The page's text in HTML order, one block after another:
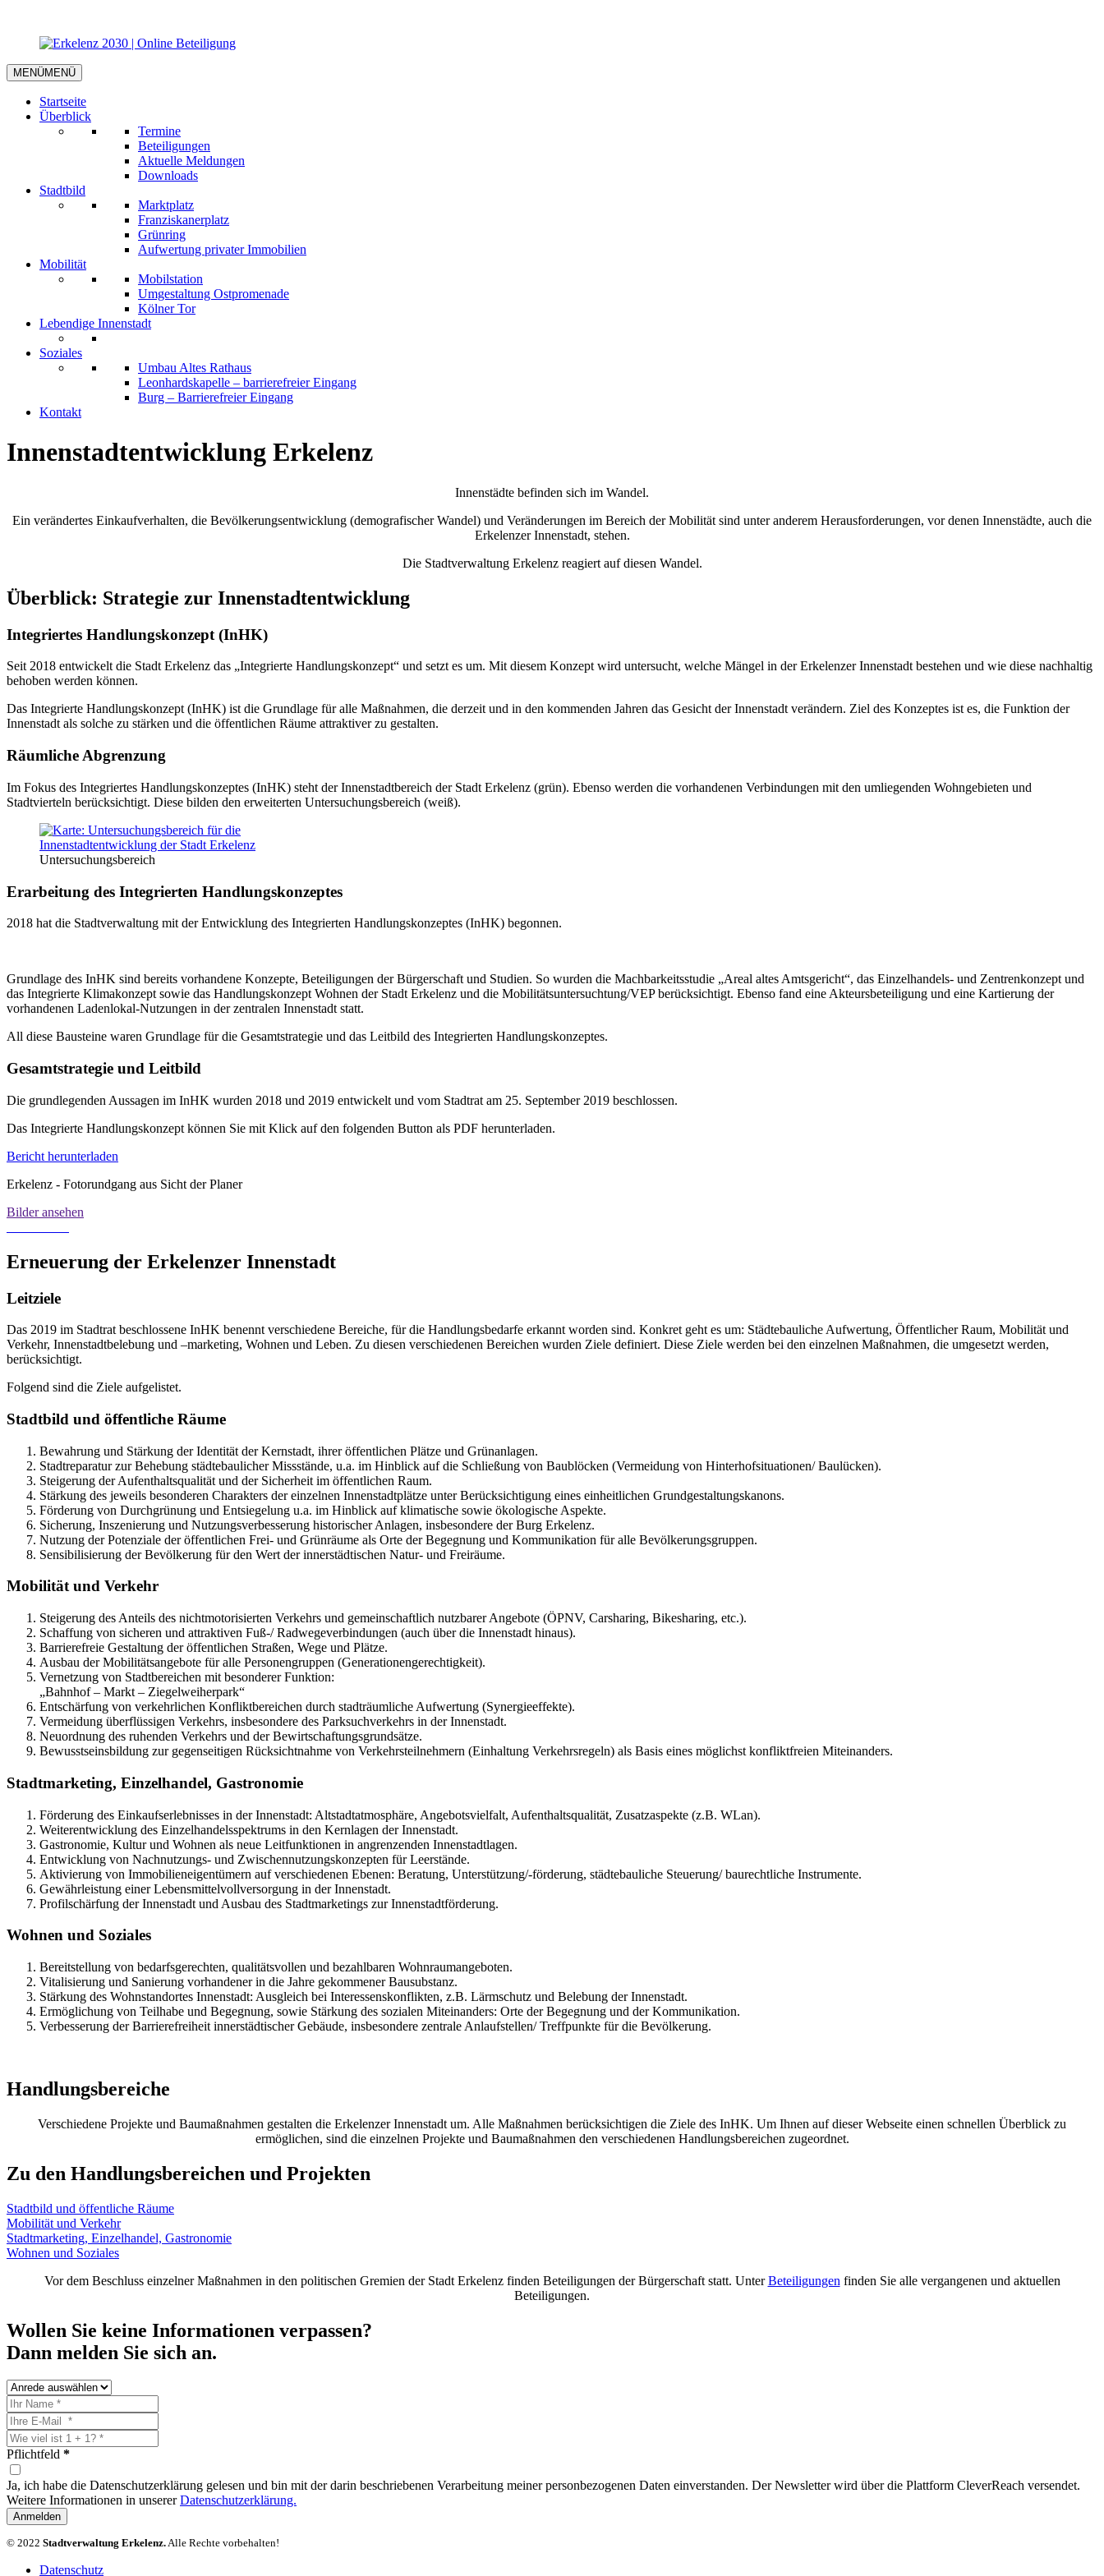
MENÜMENÜ
Startseite
Überblick
Termine
Beteiligungen
Aktuelle Meldungen
Downloads
Stadtbild
Marktplatz
Franziskanerplatz
Grünring
Aufwertung privater Immobilien
Mobilität
Mobilstation
Umgestaltung Ostpromenade
Kölner Tor
Lebendige Innenstadt
Soziales
Umbau Altes Rathaus
Leonhardskapelle – barrierefreier Eingang
Burg – Barrierefreier Eingang
Kontakt
Innenstadtentwicklung Erkelenz
Innenstädte befinden sich im Wandel.
Ein verändertes Einkaufverhalten, die Bevölkerungsentwicklung (demografischer Wandel) und Veränderungen im Bereich der Mobilität sind unter anderem Herausforderungen, vor denen Innenstädte, auch die
Erkelenzer Innenstadt, stehen.
Die Stadtverwaltung Erkelenz reagiert auf diesen Wandel.
Überblick: Strategie zur Innenstadtentwicklung
Integriertes Handlungskonzept (InHK)
Seit 2018 entwickelt die Stadt Erkelenz das „Integrierte Handlungskonzept“ und setzt es um. Mit diesem Konzept wird untersucht, welche Mängel in der Erkelenzer Innenstadt bestehen und wie diese nachhaltig
behoben werden können.
Das Integrierte Handlungskonzept (InHK) ist die Grundlage für alle Maßnahmen, die derzeit und in den kommenden Jahren das Gesicht der Innenstadt verändern. Ziel des Konzeptes ist es, die Funktion der
Innenstadt als solche zu stärken und die öffentlichen Räume attraktiver zu gestalten.
Räumliche Abgrenzung
Im Fokus des Integriertes Handlungskonzeptes (InHK) steht der Innenstadtbereich der Stadt Erkelenz (grün). Ebenso werden die vorhandenen Verbindungen mit den umliegenden Wohngebieten und
Stadtvierteln berücksichtigt. Diese bilden den erweiterten Untersuchungsbereich (weiß).
Untersuchungsbereich
Erarbeitung des Integrierten Handlungskonzeptes
2018 hat die Stadtverwaltung mit der Entwicklung des Integrierten Handlungskonzeptes (InHK) begonnen.
Grundlage des InHK sind bereits vorhandene Konzepte, Beteiligungen der Bürgerschaft und Studien. So wurden die Machbarkeitsstudie „Areal altes Amtsgericht“, das Einzelhandels- und Zentrenkonzept und
das Integrierte Klimakonzept sowie das Handlungskonzept Wohnen der Stadt Erkelenz und die Mobilitätsuntersuchtung/VEP berücksichtigt. Ebenso fand eine Akteursbeteiligung und eine Kartierung der
vorhandenen Ladenlokal-Nutzungen in der zentralen Innenstadt statt.
All diese Bausteine waren Grundlage für die Gesamtstrategie und das Leitbild des Integrierten Handlungskonzeptes.
Gesamtstrategie und Leitbild
Die grundlegenden Aussagen im InHK wurden 2018 und 2019 entwickelt und vom Stadtrat am 25. September 2019 beschlossen.
Das Integrierte Handlungskonzept können Sie mit Klick auf den folgenden Button als PDF herunterladen.
Bericht herunterladen
Erkelenz - Fotorundgang aus Sicht der Planer
Bilder ansehen
Erneuerung der Erkelenzer Innenstadt
Leitziele
Das 2019 im Stadtrat beschlossene InHK benennt verschiedene Bereiche, für die Handlungsbedarfe erkannt worden sind. Konkret geht es um: Städtebauliche Aufwertung, Öffentlicher Raum, Mobilität und
Verkehr, Innenstadtbelebung und –marketing, Wohnen und Leben. Zu diesen verschiedenen Bereichen wurden Ziele definiert. Diese Ziele werden bei den einzelnen Maßnahmen, die umgesetzt werden,
berücksichtigt.
Folgend sind die Ziele aufgelistet.
Stadtbild und öffentliche Räume
Bewahrung und Stärkung der Identität der Kernstadt, ihrer öffentlichen Plätze und Grünanlagen.
Stadtreparatur zur Behebung städtebaulicher Missstände, u.a. im Hinblick auf die Schließung von Baublöcken (Vermeidung von Hinterhofsituationen/ Baulücken).
Steigerung der Aufenthaltsqualität und der Sicherheit im öffentlichen Raum.
Stärkung des jeweils besonderen Charakters der einzelnen Innenstadtplätze unter Berücksichtigung eines einheitlichen Grundgestaltungskanons.
Förderung von Durchgrünung und Entsiegelung u.a. im Hinblick auf klimatische sowie ökologische Aspekte.
Sicherung, Inszenierung und Nutzungsverbesserung historischer Anlagen, insbesondere der Burg Erkelenz.
Nutzung der Potenziale der öffentlichen Frei- und Grünräume als Orte der Begegnung und Kommunikation für alle Bevölkerungsgruppen.
Sensibilisierung der Bevölkerung für den Wert der innerstädtischen Natur- und Freiräume.
Mobilität und Verkehr
Steigerung des Anteils des nichtmotorisierten Verkehrs und gemeinschaftlich nutzbarer Angebote (ÖPNV, Carsharing, Bikesharing, etc.).
Schaffung von sicheren und attraktiven Fuß-/ Radwegeverbindungen (auch über die Innenstadt hinaus).
Barrierefreie Gestaltung der öffentlichen Straßen, Wege und Plätze.
Ausbau der Mobilitätsangebote für alle Personengruppen (Generationengerechtigkeit).
Vernetzung von Stadtbereichen mit besonderer Funktion:
„Bahnhof – Markt – Ziegelweiherpark“
Entschärfung von verkehrlichen Konfliktbereichen durch stadträumliche Aufwertung (Synergieeffekte).
Vermeidung überflüssigen Verkehrs, insbesondere des Parksuchverkehrs in der Innenstadt.
Neuordnung des ruhenden Verkehrs und der Bewirtschaftungsgrundsätze.
Bewusstseinsbildung zur gegenseitigen Rücksichtnahme von Verkehrsteilnehmern (Einhaltung Verkehrsregeln) als Basis eines möglichst konfliktfreien Miteinanders.
Stadtmarketing, Einzelhandel, Gastronomie
Förderung des Einkaufserlebnisses in der Innenstadt: Altstadtatmosphäre, Angebotsvielfalt, Aufenthaltsqualität, Zusatzaspekte (z.B. WLan).
Weiterentwicklung des Einzelhandelsspektrums in den Kernlagen der Innenstadt.
Gastronomie, Kultur und Wohnen als neue Leitfunktionen in angrenzenden Innenstadtlagen.
Entwicklung von Nachnutzungs- und Zwischennutzungskonzepten für Leerstände.
Aktivierung von Immobilieneigentümern auf verschiedenen Ebenen: Beratung, Unterstützung/-förderung, städtebauliche Steuerung/ baurechtliche Instrumente.
Gewährleistung einer Lebensmittelvollversorgung in der Innenstadt.
Profilschärfung der Innenstadt und Ausbau des Stadtmarketings zur Innenstadtförderung.
Wohnen und Soziales
Bereitstellung von bedarfsgerechten, qualitätsvollen und bezahlbaren Wohnraumangeboten.
Vitalisierung und Sanierung vorhandener in die Jahre gekommener Bausubstanz.
Stärkung des Wohnstandortes Innenstadt: Ausgleich bei Interessenskonflikten, z.B. Lärmschutz und Belebung der Innenstadt.
Ermöglichung von Teilhabe und Begegnung, sowie Stärkung des sozialen Miteinanders: Orte der Begegnung und der Kommunikation.
Verbesserung der Barrierefreiheit innerstädtischer Gebäude, insbesondere zentrale Anlaufstellen/ Treffpunkte für die Bevölkerung.
Handlungsbereiche
Verschiedene Projekte und Baumaßnahmen gestalten die Erkelenzer Innenstadt um. Alle Maßnahmen berücksichtigen die Ziele des InHK. Um Ihnen auf dieser Webseite einen schnellen Überblick zu
ermöglichen, sind die einzelnen Projekte und Baumaßnahmen den verschiedenen Handlungsbereichen zugeordnet.
Zu den Handlungsbereichen und Projekten
Stadtbild und öffentliche Räume
Mobilität und Verkehr
Stadtmarketing, Einzelhandel, Gastronomie
Wohnen und Soziales
Vor dem Beschluss einzelner Maßnahmen in den politischen Gremien der Stadt Erkelenz finden Beteiligungen der Bürgerschaft statt. UnterBeteiligungen finden Sie alle vergangenen und aktuellen
Beteiligungen.
Wollen Sie keine Informationen verpassen?
Dann melden Sie sich an.
Pflichtfeld *
Ja, ich habe die Datenschutzerklärung gelesen und bin mit der darin beschriebenen Verarbeitung meiner personbezogenen Daten einverstanden. Der Newsletter wird über die Plattform CleverReach versendet.
Weitere Informationen in unsererDatenschutzerklärung.
Anmelden
© 2022 Stadtverwaltung Erkelenz. Alle Rechte vorbehalten!
Datenschutz